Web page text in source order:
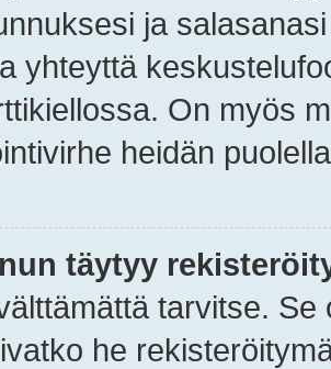
ja
yhteyttä
On myös
heidän
täytyy
tarvitse.
he